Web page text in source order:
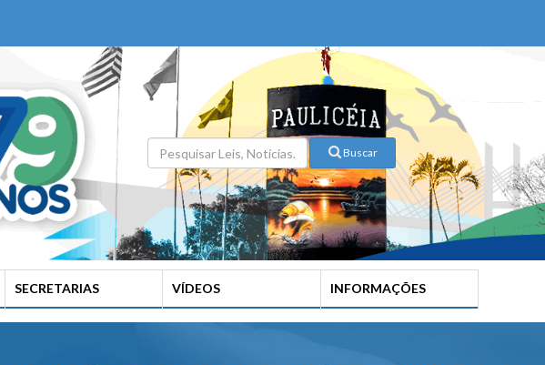
Buscar
SECRETARIAS VÍDEOS INFORMAÇÕES